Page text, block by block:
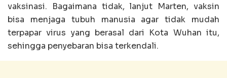
vaksinasi. Bagaimana tidak, lanjut Marten, vaksin
bisa menjaga tubuh manusia agar tidak mudah
terpapar virus yang berasal dari Kota Wuhan itu,
sehingga penyebaran bisa terkendali.